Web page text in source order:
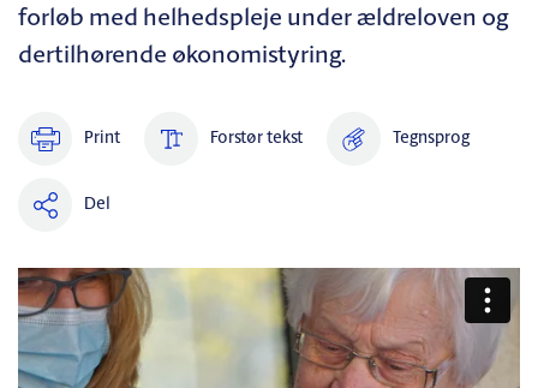
forløb med helhedspleje under ældreloven og
dertilhørende økonomistyring.
Print Forstør tekst Tegnsprog
Del